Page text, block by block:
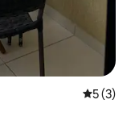
5 de
5 (3)